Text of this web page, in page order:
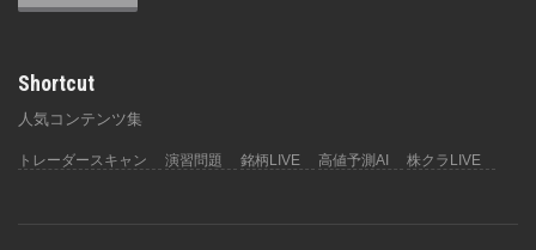
Shortcut
人気コンテンツ集
トレーダースキャン 演習問題 銘柄LIVE 高値予測AI 株クラLIVE